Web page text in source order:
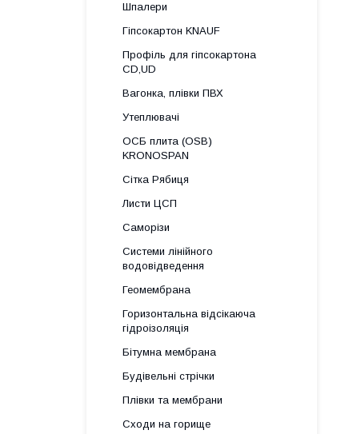
Шпалери
Гіпсокартон KNAUF
Профіль для гіпсокартона
CD,UD
Вагонка, плівки ПВХ
Утеплювачі
ОСБ плита (OSB)
KRONOSPAN
Сітка Рябиця
Листи ЦСП
Саморізи
Системи лінійного
водовідведення
Геомембрана
Горизонтальна відсікаюча
гідроізоляція
Бітумна мембрана
Будівельні стрічки
Плівки та мембрани
Сходи на горище